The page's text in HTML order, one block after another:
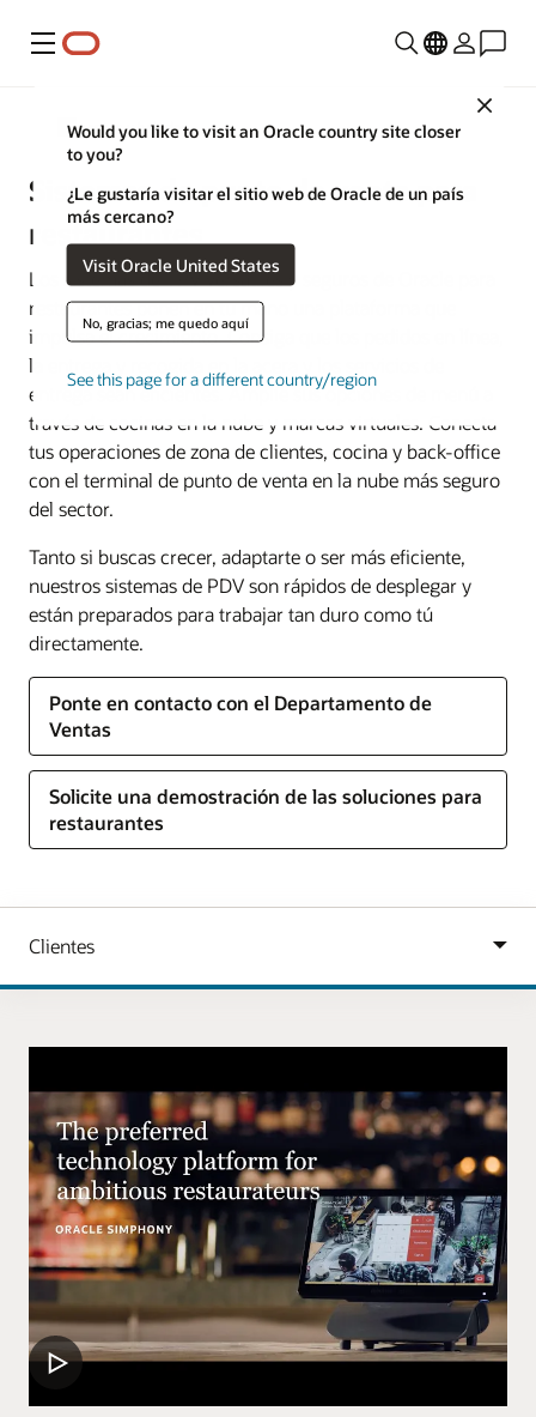
Menú
Close
Would you like to visit an Oracle country site closer
to you?
¿Le gustaría visitar el sitio web de Oracle de un país
más cercano?
Visit Oracle United States
No, gracias; me quedo aquí
See this page for a different country/region
Alimentos y bebidas
Sistemas de punto de venta para
restaurantes
Los sistemas de TPV versátiles y seguros de Oracle para
restaurantes ponen en tu mano una plataforma que
impulsa el crecimiento. Consiga que los pedidos en línea,
la entrega y recogida en la acera y los servicios de
entrega sean eficientes. Amplíe sus opciones de menú a
través de cocinas en la nube y marcas virtuales. Conecta
tus operaciones de zona de clientes, cocina y back-office
con el terminal de punto de venta en la nube más seguro
del sector.
Tanto si buscas crecer, adaptarte o ser más eficiente,
nuestros sistemas de PDV son rápidos de desplegar y
están preparados para trabajar tan duro como tú
directamente.
Ponte en contacto con el Departamento de
Ventas
Solicite una demostración de las soluciones para
restaurantes